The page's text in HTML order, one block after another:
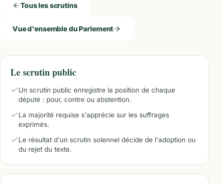
Tous les scrutins
Vue d'ensemble du Parlement
Le scrutin public
Un scrutin public enregistre la position de chaque
député : pour, contre ou abstention.
La majorité requise s'apprécie sur les suffrages
exprimés.
Le résultat d'un scrutin solennel décide de l'adoption ou
du rejet du texte.